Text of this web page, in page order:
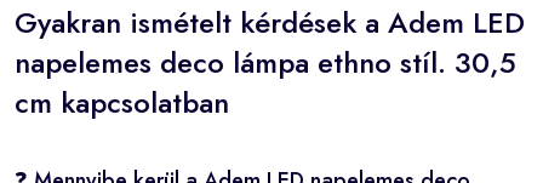
Gyakran ismételt kérdések a Adem LED
napelemes deco lámpa ethno stíl. 30,5
cm kapcsolatban